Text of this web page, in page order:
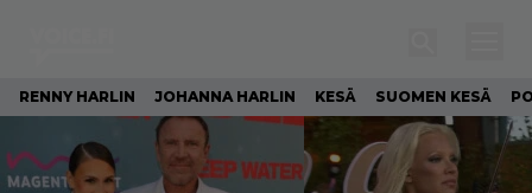
RENNY HARLIN JOHANNA HARLIN KESÄ SUOMEN KESÄ